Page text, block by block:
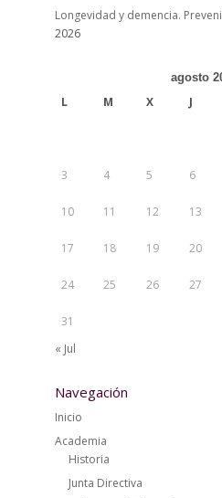
Longevidad y demencia.
2026
agosto
L M X J
3 4 5 6
10 11 12 13
17 18 19 20
24 25 26 27
31
« Jul
Navegación
Inicio
Academia
Historia
Junta Directiva